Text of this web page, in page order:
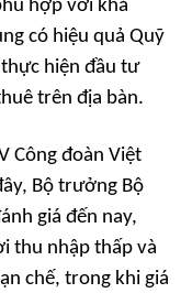
hợp với khả
có hiệu quả Quỹ
hiện đầu tư
trên địa bàn.
Công đoàn Việt
Bộ trưởng Bộ
giá đến nay,
thu nhập thấp và
chế, trong khi giá